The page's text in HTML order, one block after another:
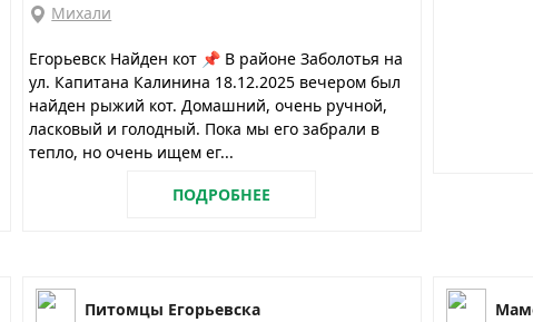
Михали
Егорьевск Найден кот 📌 В районе Заболотья на
ул. Капитана Калинина 18.12.2025 вечером был
найден рыжий кот. Домашний, очень ручной,
ласковый и голодный. Пока мы его забрали в
тепло, но очень ищем ег...
ПОДРОБНЕЕ
Питомцы Егорьевска